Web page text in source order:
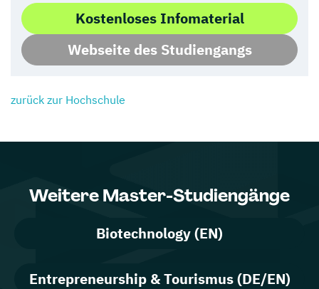
Kostenloses Infomaterial
Webseite des Studiengangs
zurück zur Hochschule
Weitere Master-Studiengänge
Biotechnology (EN)
Entrepreneurship & Tourismus (DE/EN)